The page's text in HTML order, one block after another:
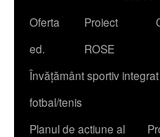
content
Oferta
ed.
Proiect
ROSE
Învățământ sportiv integrat
fotbal/tenis
Planul de actiune al